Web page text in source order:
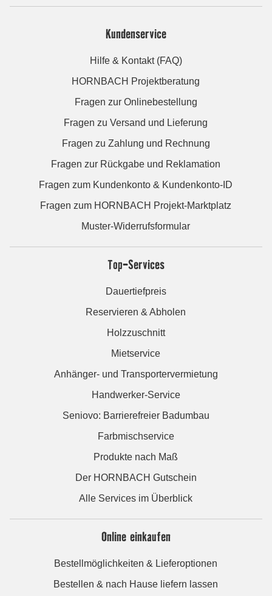
Kundenservice
Hilfe & Kontakt (FAQ)
HORNBACH Projektberatung
Fragen zur Onlinebestellung
Fragen zu Versand und Lieferung
Fragen zu Zahlung und Rechnung
Fragen zur Rückgabe und Reklamation
Fragen zum Kundenkonto & Kundenkonto-ID
Fragen zum HORNBACH Projekt-Marktplatz
Muster-Widerrufsformular
Top-Services
Dauertiefpreis
Reservieren & Abholen
Holzzuschnitt
Mietservice
Anhänger- und Transportervermietung
Handwerker-Service
Seniovo: Barrierefreier Badumbau
Farbmischservice
Produkte nach Maß
Der HORNBACH Gutschein
Alle Services im Überblick
Online einkaufen
Bestellmöglichkeiten & Lieferoptionen
Bestellen & nach Hause liefern lassen